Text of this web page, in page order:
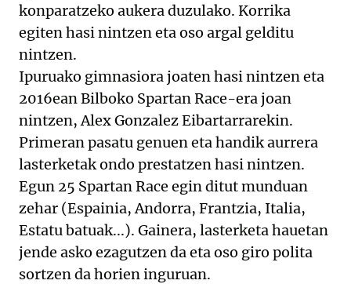
konparatzeko aukera duzulako. Korrika
egiten hasi nintzen eta oso argal gelditu
nintzen.
Ipuruako gimnasiora joaten hasi nintzen eta
2016ean Bilboko Spartan Race-era joan
nintzen, Alex Gonzalez Eibartarrarekin.
Primeran pasatu genuen eta handik aurrera
lasterketak ondo prestatzen hasi nintzen.
Egun 25 Spartan Race egin ditut munduan
zehar (Espainia, Andorra, Frantzia, Italia,
Estatu batuak...). Gainera, lasterketa hauetan
jende asko ezagutzen da eta oso giro polita
sortzen da horien inguruan.